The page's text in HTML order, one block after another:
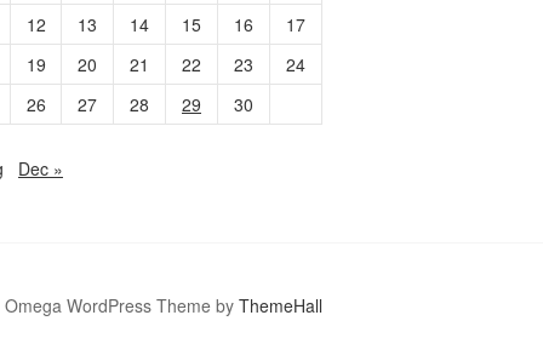
12 13 14 15 16
17
19 20 21 22 23
24
26 27 28 29 30
Dec »
Omega WordPress Theme by ThemeHall